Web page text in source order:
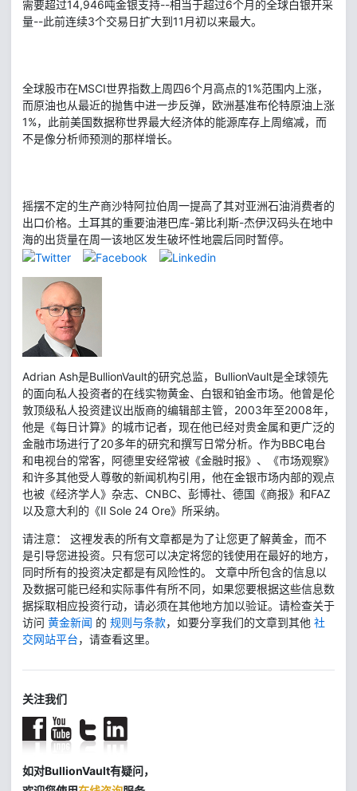
需要超过14,946吨金银支持--相当于超过6个月的全球白银开采
量--此前连续3个交易日扩大到11月初以来最大。
全球股市在MSCI世界指数上周四6个月高点的1%范围内上涨，
而原油也从最近的抛售中进一步反弹，欧洲基准布伦特原油上涨
1%，此前美国数据称世界最大经济体的能源库存上周缩减，而
不是像分析师预测的那样增长。
摇摆不定的生产商沙特阿拉伯周一提高了其对亚洲石油消费者的
出口价格。土耳其的重要油港巴库-第比利斯-杰伊汉码头在地中
海的出货量在周一该地区发生破坏性地震后同时暂停。
Adrian Ash是BullionVault的研究总监，BullionVault是全球领先
的面向私人投资者的在线实物黄金、白银和铂金市场。他曾是伦
敦顶级私人投资建议出版商的编辑部主管，2003年至2008年，
他是《每日计算》的城市记者，现在他已经对贵金属和更广泛的
金融市场进行了20多年的研究和撰写日常分析。作为BBC电台
和电视台的常客，阿德里安经常被《金融时报》、《市场观察》
和许多其他受人尊敬的新闻机构引用，他在金银市场内部的观点
也被《经济学人》杂志、CNBC、彭博社、德国《商报》和FAZ
以及意大利的《Il Sole 24 Ore》所采纳。
请注意： 这裡发表的所有文章都是为了让您更了解黄金，而不
是引导您进投资。只有您可以决定将您的钱使用在最好的地方，
同时所有的投资决定都是有风险性的。 文章中所包含的信息以
及数据可能已经和实际事件有所不同，如果您要根据这些信息数
据採取相应投资行动，请必须在其他地方加以验证。请检查关于
访问 黄金新闻 的 规则与条款，如要分享我们的文章到其他 社
交网站平台，请查看这里。
关注我们
如对BullionVault有疑问，